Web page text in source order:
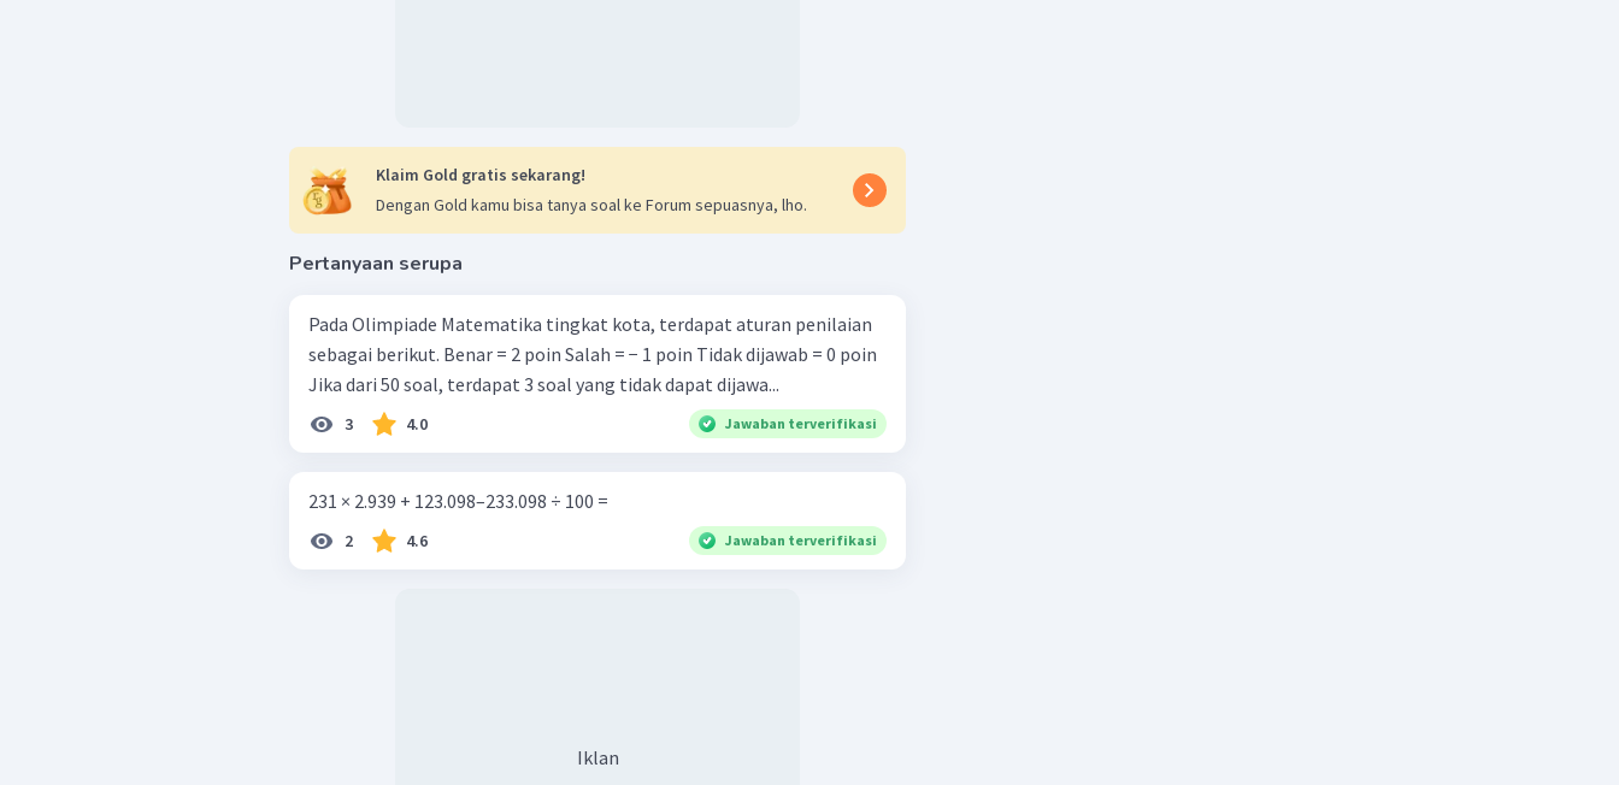
Klaim Gold gratis sekarang!
Dengan Gold kamu bisa tanya soal ke Forum sepuasnya, lho.
Pertanyaan serupa
Pada Olimpiade Matematika tingkat kota, terdapat aturan penilaian
sebagai berikut. Benar = 2 poin Salah = − 1 poin Tidak dijawab = 0 poin
Jika dari 50 soal, terdapat 3 soal yang tidak dapat dijawa...
3 4.0 Jawaban terverifikasi
231 × 2.939 + 123.098–233.098 ÷ 100 =
2 4.6 Jawaban terverifikasi
Iklan